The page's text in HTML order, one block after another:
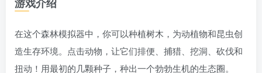
游戏介绍
在这个森林模拟器中，你可以种植树木，为动植物和昆虫创
造生存环境。点击动物，让它们排便、捕猎、挖洞、砍伐和
扭动！用最初的几颗种子，种出一个勃勃生机的生态圈。